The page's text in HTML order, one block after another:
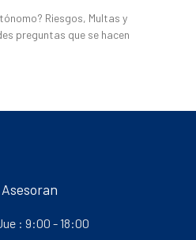
Riesgos, Multas y
preguntas que se hacen
: 9:00 - 18:00